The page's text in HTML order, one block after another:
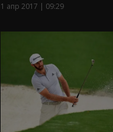
1 апр 2017 | 09:29